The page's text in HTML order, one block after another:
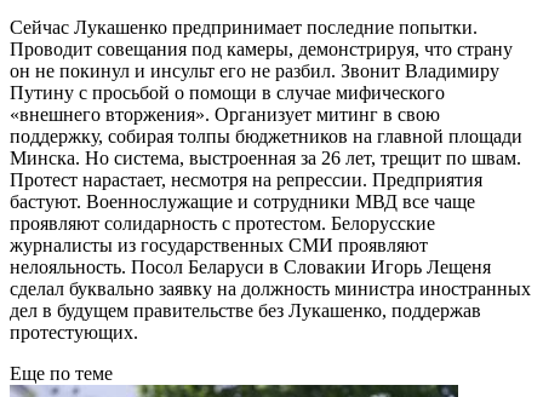
Сейчас Лукашенко предпринимает последние попытки.
Проводит совещания под камеры, демонстрируя, что страну
он не покинул и инсульт его не разбил. Звонит Владимиру
Путину с просьбой о помощи в случае мифического
«внешнего вторжения». Организует митинг в свою
поддержку, собирая толпы бюджетников на главной площади
Минска. Но система, выстроенная за 26 лет, трещит по швам.
Протест нарастает, несмотря на репрессии. Предприятия
бастуют. Военнослужащие и сотрудники МВД все чаще
проявляют солидарность с протестом. Белорусские
журналисты из государственных СМИ проявляют
нелояльность. Посол Беларуси в Словакии Игорь Лещеня
сделал буквально заявку на должность министра иностранных
дел в будущем правительстве без Лукашенко, поддержав
протестующих.
Еще по теме